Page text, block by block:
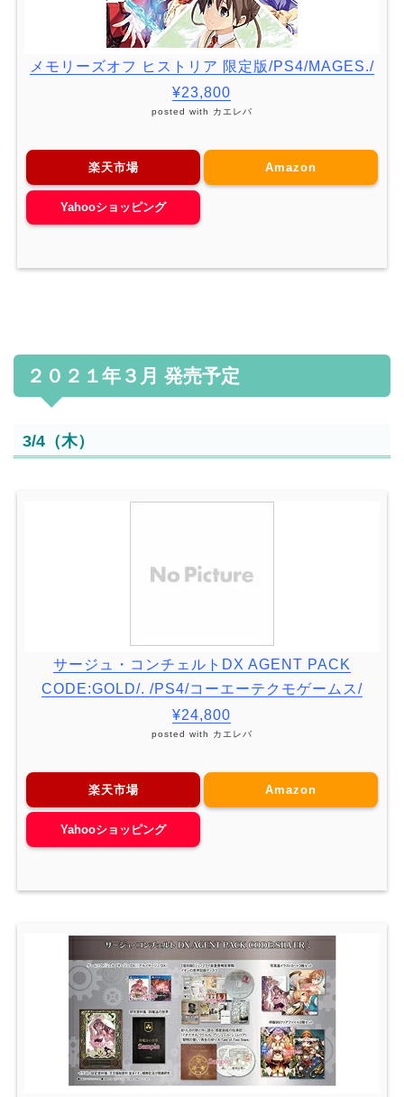
メモリーズオフ ヒストリア 限定版/PS4/MAGES./
¥23,800
posted with カエレバ
楽天市場 Amazon
Yahooショッピング
２０２１年３月 発売予定
3/4（木）
サージュ・コンチェルトDX AGENT PACK
CODE:GOLD/. /PS4/コーエーテクモゲームス/
¥24,800
posted with カエレバ
楽天市場 Amazon
Yahooショッピング